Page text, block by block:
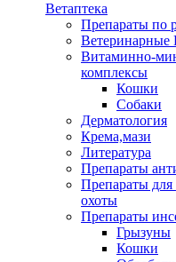
Ветаптека
Препараты по
Ветеринарные
Витаминно-
комплексы
Кошки
Собаки
Дерматология
Крема,мази
Литература
Препараты
Препараты для
охоты
Препараты
Грызуны
Кошки